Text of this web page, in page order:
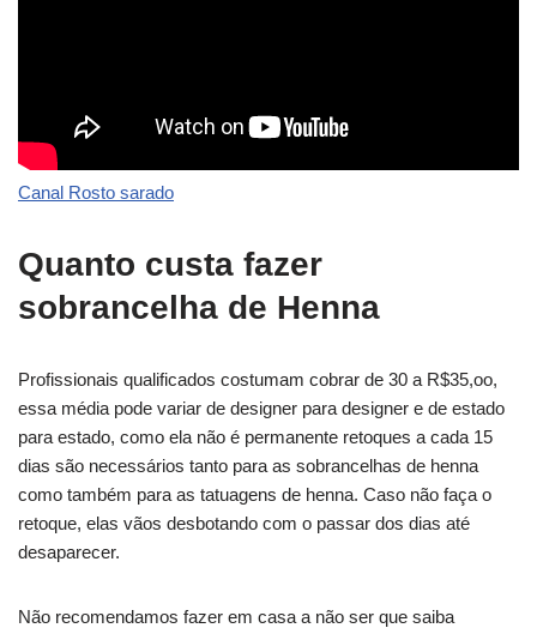
Canal Rosto sarado
Quanto custa fazer
sobrancelha de Henna
Profissionais qualificados costumam cobrar de 30 a R$35,oo,
essa média pode variar de designer para designer e de estado
para estado, como ela não é permanente retoques a cada 15
dias são necessários tanto para as sobrancelhas de henna
como também para as tatuagens de henna. Caso não faça o
retoque, elas vãos desbotando com o passar dos dias até
desaparecer.
Não recomendamos fazer em casa a não ser que saiba